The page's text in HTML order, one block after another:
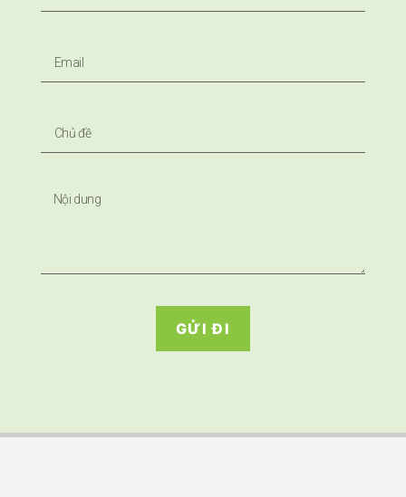
GỬI ĐI